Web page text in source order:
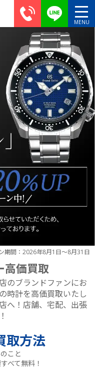
期間：2026年8月1日～8月31日
高価買取
のブランドファンにお
時計を高価買取いたし
へ！店舗、宅配、出張
取方法
こと
べて無料！